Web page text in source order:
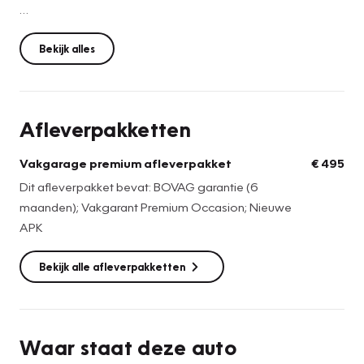
De auto is nieuw geleverd in juni 2025, en staat inmiddels
bij ons in Katwijk klaar voor de nieuwe eigenaar.
Voorzien van alle mogelijke luxe die u maar kunt bedenken,
sportief- als elegant over.
Wij zien u heel graag bij ons in de showroom!
Bekijk alles
Afleverpakketten
Vakgarage premium afleverpakket
Dit afleverpakket bevat: BOVAG garantie (6
maanden); Vakgarant Premium Occasion; Nieuwe
APK
€ 495
Bekijk alle afleverpakketten
Waar staat deze auto